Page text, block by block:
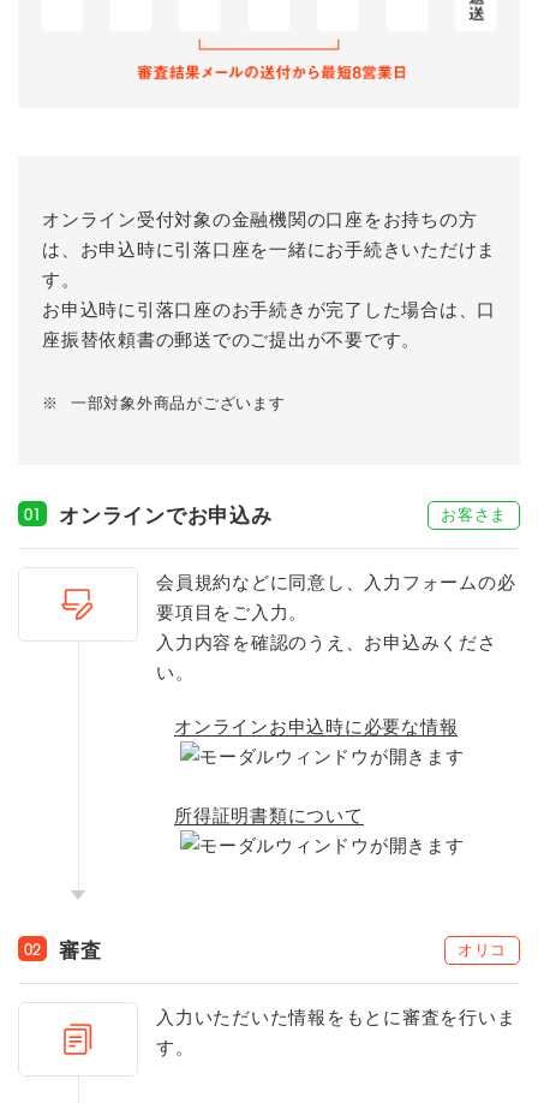
オンライン受付対象の金融機関の口座をお持ちの方
は、お申込時に引落口座を一緒にお手続きいただけま
す。
お申込時に引落口座のお手続きが完了した場合は、口
座振替依頼書の郵送でのご提出が不要です。
※ 一部対象外商品がございます
01 オンラインでお申込み お客さま
会員規約などに同意し、入力フォームの必
要項目をご入力。
入力内容を確認のうえ、お申込みくださ
い。
オンラインお申込時に必要な情報
所得証明書類について
02 審査 オリコ
入力いただいた情報をもとに審査を行いま
す。